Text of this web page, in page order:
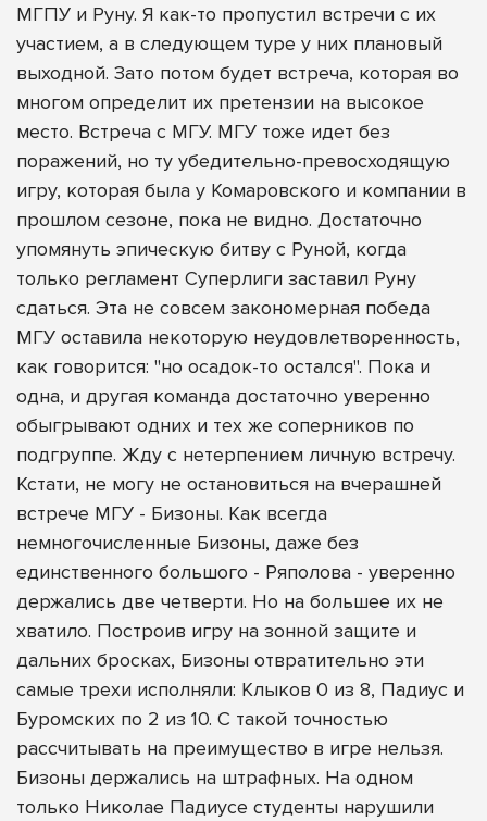
МГПУ и Руну. Я как-то пропустил встречи с их
участием, а в следующем туре у них плановый
выходной. Зато потом будет встреча, которая во
многом определит их претензии на высокое
место. Встреча с МГУ. МГУ тоже идет без
поражений, но ту убедительно-превосходящую
игру, которая была у Комаровского и компании в
прошлом сезоне, пока не видно. Достаточно
упомянуть эпическую битву с Руной, когда
только регламент Суперлиги заставил Руну
сдаться. Эта не совсем закономерная победа
МГУ оставила некоторую неудовлетворенность,
как говорится: "но осадок-то остался". Пока и
одна, и другая команда достаточно уверенно
обыгрывают одних и тех же соперников по
подгруппе. Жду с нетерпением личную встречу.
Кстати, не могу не остановиться на вчерашней
встрече МГУ - Бизоны. Как всегда
немногочисленные Бизоны, даже без
единственного большого - Ряполова - уверенно
держались две четверти. Но на большее их не
хватило. Построив игру на зонной защите и
дальних бросках, Бизоны отвратительно эти
самые трехи исполняли: Клыков 0 из 8, Падиус и
Буромских по 2 из 10. С такой точностью
рассчитывать на преимущество в игре нельзя.
Бизоны держались на штрафных. На одном
только Николае Падиусе студенты нарушили